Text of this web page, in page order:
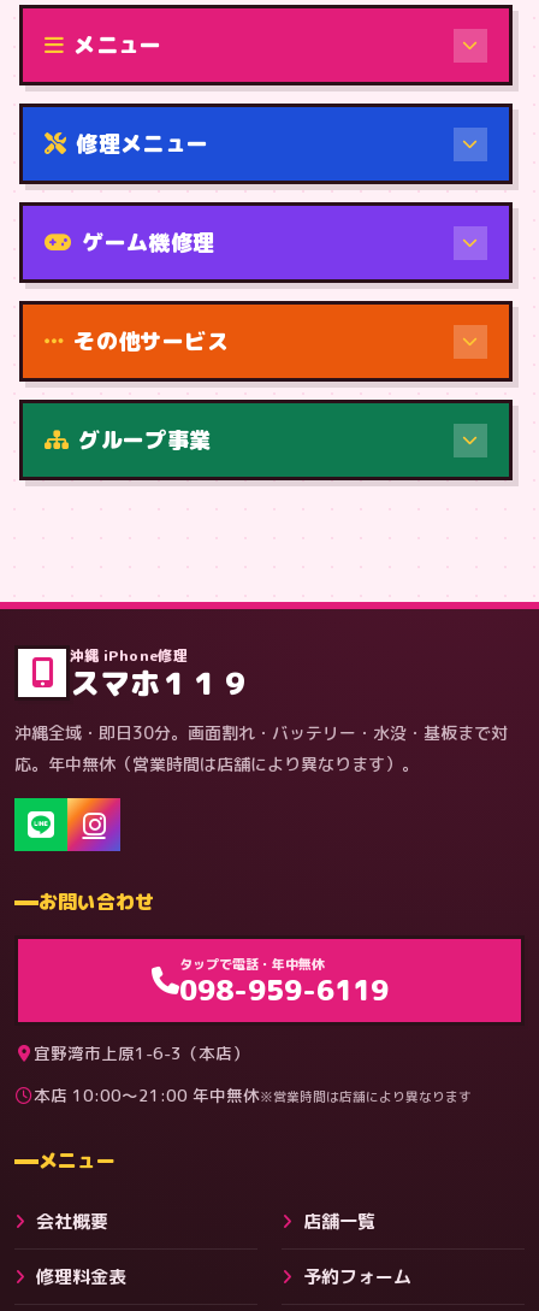
修理（機種から）
メニュー
修理メニュー
機種から
症状・内容から
料金
ゲーム機修理
その他サービス
グループ事業
沖縄 iPhone修理
スマホ１１９
沖縄全域・即日30分。画面割れ・バッテリー・水没・基板まで対
応。年中無休（営業時間は店舗により異なります）。
お問い合わせ
タップで電話・年中無休
098-959-6119
宜野湾市上原1-6-3（本店）
本店 10:00〜21:00 年中無休※営業時間は店舗により異なります
メニュー
会社概要 店舗一覧
修理料金表 予約フォーム